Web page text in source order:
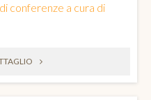
conferenze a cura di